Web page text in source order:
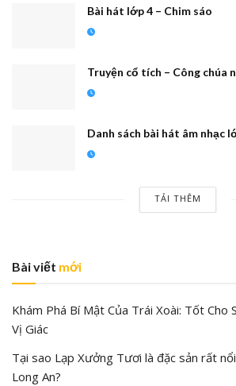
Bài hát lớp 4 – Chim sáo
Truyện cổ tích – Công chúa
Danh sách bài hát âm nhạc
TẢI THÊM
Bài viết mới
Khám Phá Bí Mật Của Trái Xoài: Tốt Cho
Vị Giác
Tại sao Lạp Xưởng Tươi là đặc sản rất
Long An?